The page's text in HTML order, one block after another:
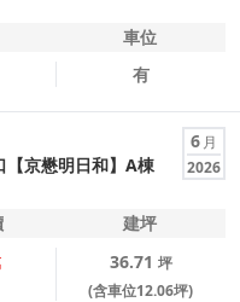
車位
有
【京懋明日和】A棟
6 月
2026
建坪
36.71 坪
(含車位12.06坪)